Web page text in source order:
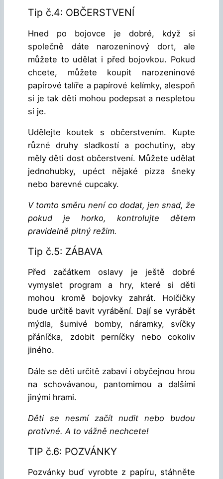
Tip č.4: OBČERSTVENÍ
Hned po bojovce je dobré, když si
společně dáte narozeninový dort, ale
můžete to udělat i před bojovkou. Pokud
chcete, můžete koupit narozeninové
papírové talíře a papírové kelímky, alespoň
si je tak děti mohou podepsat a nespletou
si je.
Udělejte koutek s občerstvením. Kupte
různé druhy sladkostí a pochutiny, aby
měly děti dost občerstvení. Můžete udělat
jednohubky, upéct nějaké pizza šneky
nebo barevné cupcaky.
V tomto směru není co dodat, jen snad, že
pokud je horko, kontrolujte dětem
pravidelně pitný režim.
Tip č.5: ZÁBAVA
Před začátkem oslavy je ještě dobré
vymyslet program a hry, které si děti
mohou kromě bojovky zahrát. Holčičky
bude určitě bavit vyrábění. Dají se vyrábět
mýdla, šumivé bomby, náramky, svíčky
přáníčka, zdobit perníčky nebo cokoliv
jiného.
Dále se děti určitě zabaví i obyčejnou hrou
na schovávanou, pantomimou a dalšími
jinými hrami.
Děti se nesmí začít nudit nebo budou
protivné. A to vážně nechcete!
TIP č.6: POZVÁNKY
Pozvánky buď vyrobte z papíru, stáhněte